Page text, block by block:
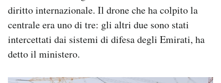
diritto internazionale. Il drone che ha colpito la
centrale era uno di tre: gli altri due sono stati
intercettati dai sistemi di difesa degli Emirati, ha
detto il ministero.